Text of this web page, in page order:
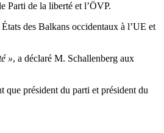
Parti de la liberté et l’ÖVP.
des Balkans occidentaux à l’UE et
», a déclaré M. Schallenberg aux
président du parti et président du